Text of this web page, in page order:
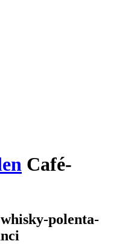
Café-
polenta-